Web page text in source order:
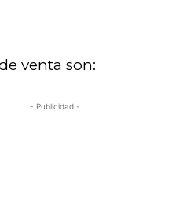
venta son:
- Publicidad -